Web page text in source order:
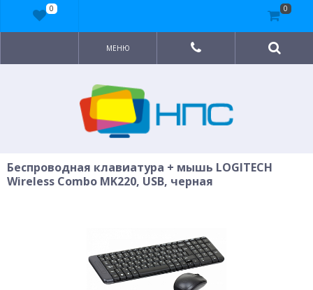
МЕНЮ
Беспроводная клавиатура + мышь LOGITECH
Wireless Combo MK220, USB, черная
0 0